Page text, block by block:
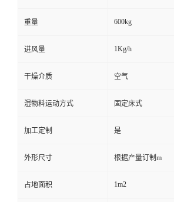
重量 600kg
进风量 1Kg/h
干燥介质 空气
湿物料运动方式 固定床式
加工定制 是
外形尺寸 根据产量订制m
占地面积 1m2